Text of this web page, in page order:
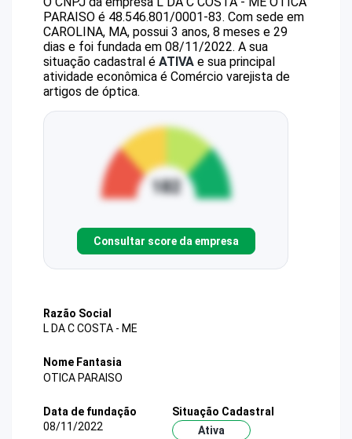
PARAISO é 48.546.801/0001-83. Com sede em
CAROLINA, MA, possui 3 anos, 8 meses e 29
dias e foi fundada em 08/11/2022. A sua
situação cadastral é ATIVA e sua principal
atividade econômica é Comércio varejista de
artigos de óptica.
Consultar score da empresa
Razão Social
L DA C COSTA - ME
Nome Fantasia
OTICA PARAISO
Data de fundação
08/11/2022
Situação Cadastral
Ativa